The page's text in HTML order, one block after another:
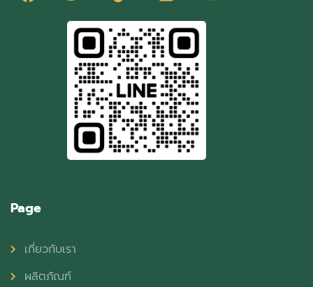
Page
เกี่ยวกับเรา
ผลิตภัณฑ์